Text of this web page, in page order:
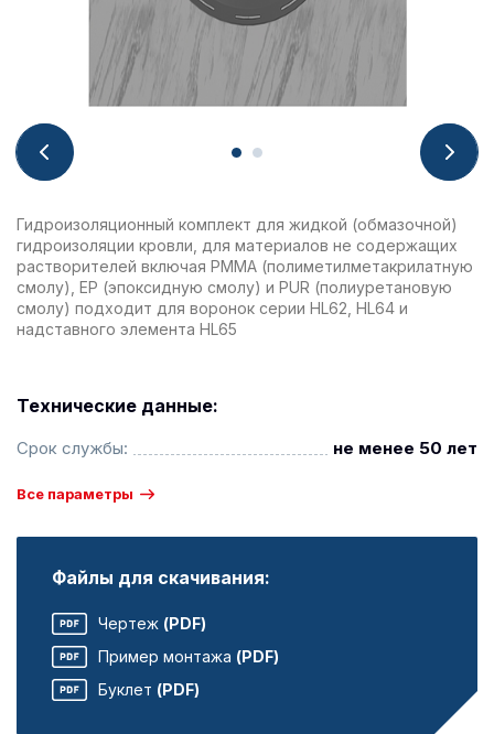
Гидроизоляционный комплект для жидкой (обмазочной)
гидроизоляции кровли, для материалов не содержащих
растворителей включая PMMA (полиметилметакрилатную
смолу), EP (эпоксидную смолу) и PUR (полиуретановую
смолу) подходит для воронок серии HL62, HL64 и
надставного элемента HL65
Технические данные:
Срок службы: не менее 50 лет
Все параметры
Файлы для скачивания:
Чертеж (PDF)
Пример монтажа (PDF)
Буклет (PDF)